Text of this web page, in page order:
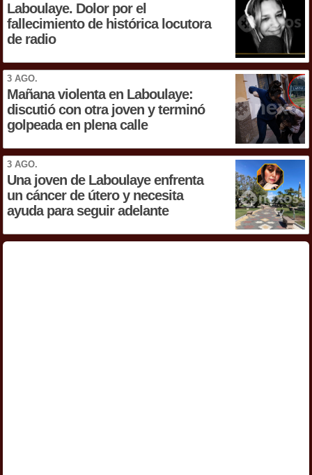
Laboulaye. Dolor por el
fallecimiento de histórica locutora
de radio
3 AGO.
Mañana violenta en Laboulaye:
discutió con otra joven y terminó
golpeada en plena calle
3 AGO.
Una joven de Laboulaye enfrenta
un cáncer de útero y necesita
ayuda para seguir adelante